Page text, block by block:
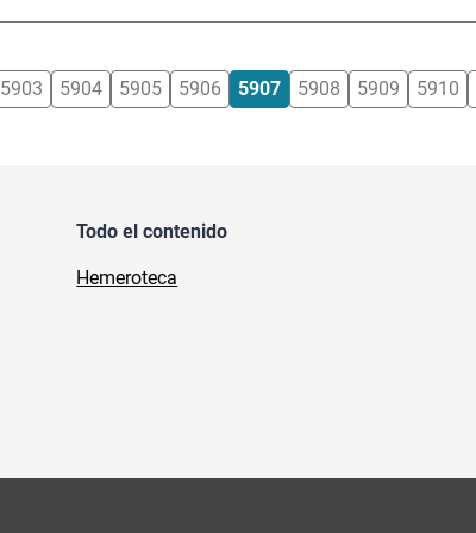
5903 5904 5905 5906 5907 5908 5909 5910
Todo el contenido
Hemeroteca